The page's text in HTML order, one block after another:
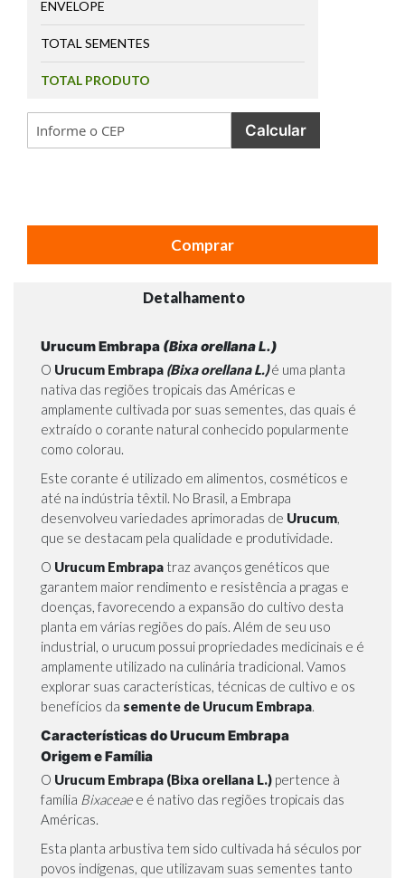
ENVELOPE
TOTAL SEMENTES
TOTAL PRODUTO
Calcular
Comprar
Detalhamento
Urucum Embrapa (Bixa orellana L.)
O Urucum Embrapa (Bixa orellana L.)é uma planta
nativa das regiões tropicais das Américas e
amplamente cultivada por suas sementes, das quais é
extraído o corante natural conhecido popularmente
como colorau.
Este corante é utilizado em alimentos, cosméticos e
até na indústria têxtil. No Brasil, a Embrapa
desenvolveu variedades aprimoradas de Urucum,
que se destacam pela qualidade e produtividade.
O Urucum Embrapa traz avanços genéticos que
garantem maior rendimento e resistência a pragas e
doenças, favorecendo a expansão do cultivo desta
planta em várias regiões do país. Além de seu uso
industrial, o urucum possui propriedades medicinais e é
amplamente utilizado na culinária tradicional. Vamos
explorar suas características, técnicas de cultivo e os
benefícios da semente de Urucum Embrapa.
Características do Urucum Embrapa
Origem e Família
O Urucum Embrapa (Bixa orellana L.) pertence à
família Bixaceaee é nativo das regiões tropicais das
Américas.
Esta planta arbustiva tem sido cultivada há séculos por
povos indígenas, que utilizavam suas sementes tanto